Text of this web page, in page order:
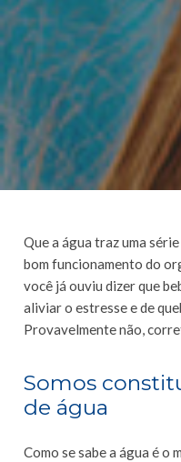
Que a água traz uma
bom funcionamento do
você já ouviu dizer que
aliviar o estresse e de
Provavelmente não,
Somos
de água
Como se sabe a água é o